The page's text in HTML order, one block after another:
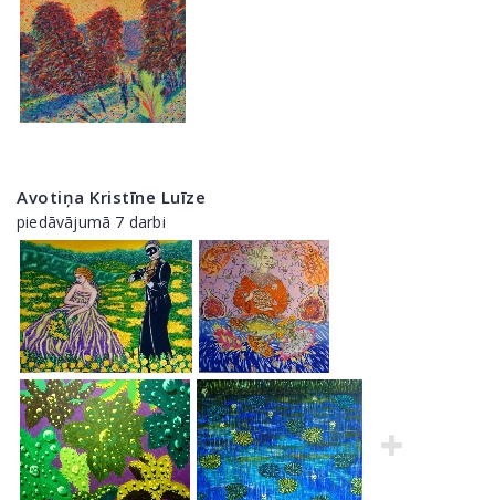
Avotiņa Kristīne Luīze
piedāvājumā 7 darbi